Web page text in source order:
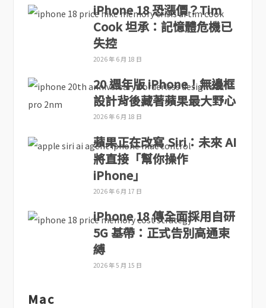
iPhone 18 恐漲價？Tim
Cook 坦承：記憶體危機已
失控
2026 年 6 月 18 日
20 週年版 iPhone！無邊框
設計背後藏著蘋果最大野心
2026 年 6 月 18 日
蘋果正在改寫 Siri：未來 AI
將直接「幫你操作
iPhone」
2026 年 6 月 17 日
iPhone 18 傳全面採用自研
5G 基帶：正式告別高通束
縛
2026 年 5 月 15 日
Mac